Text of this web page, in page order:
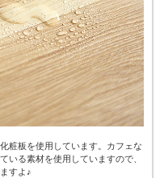
粧板を使用しています。カフェな
いる素材を使用していますので、
すよ♪